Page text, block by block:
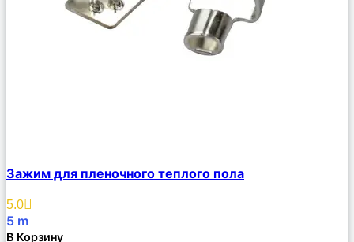
Описание
Избранное
Зажим для пленочного теплого пола
5.0
5 m
В Корзину